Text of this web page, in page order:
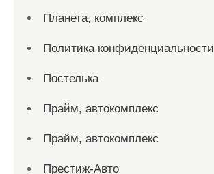
Планета, комплекс
Политика конфиденциальности
Постелька
Прайм, автокомплекс
Прайм, автокомплекс
Престиж-Авто